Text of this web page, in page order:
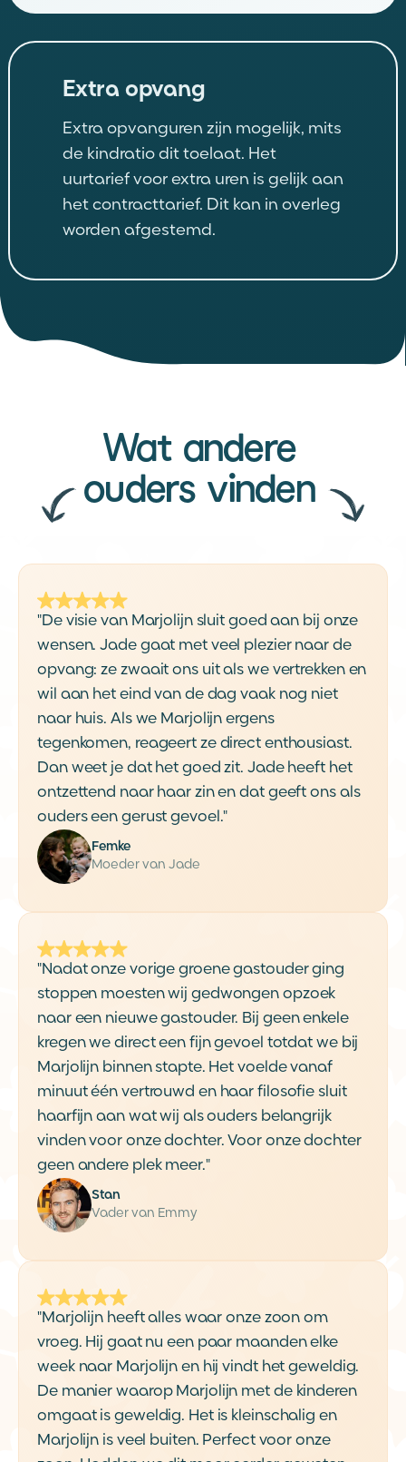
Extra opvang
Extra opvanguren zijn mogelijk, mits
de kindratio dit toelaat. Het
uurtarief voor extra uren is gelijk aan
het contracttarief. Dit kan in overleg
worden afgestemd.
Wat andere
ouders vinden
"De visie van Marjolijn sluit goed aan bij onze
wensen. Jade gaat met veel plezier naar de
opvang: ze zwaait ons uit als we vertrekken en
wil aan het eind van de dag vaak nog niet
naar huis. Als we Marjolijn ergens
tegenkomen, reageert ze direct enthousiast.
Dan weet je dat het goed zit. Jade heeft het
ontzettend naar haar zin en dat geeft ons als
ouders een gerust gevoel."
Femke
Moeder van Jade
"Nadat onze vorige groene gastouder ging
stoppen moesten wij gedwongen opzoek
naar een nieuwe gastouder. Bij geen enkele
kregen we direct een fijn gevoel totdat we bij
Marjolijn binnen stapte. Het voelde vanaf
minuut één vertrouwd en haar filosofie sluit
haarfijn aan wat wij als ouders belangrijk
vinden voor onze dochter. Voor onze dochter
geen andere plek meer."
Stan
Vader van Emmy
"Marjolijn heeft alles waar onze zoon om
vroeg. Hij gaat nu een paar maanden elke
week naar Marjolijn en hij vindt het geweldig.
De manier waarop Marjolijn met de kinderen
omgaat is geweldig. Het is kleinschalig en
Marjolijn is veel buiten. Perfect voor onze